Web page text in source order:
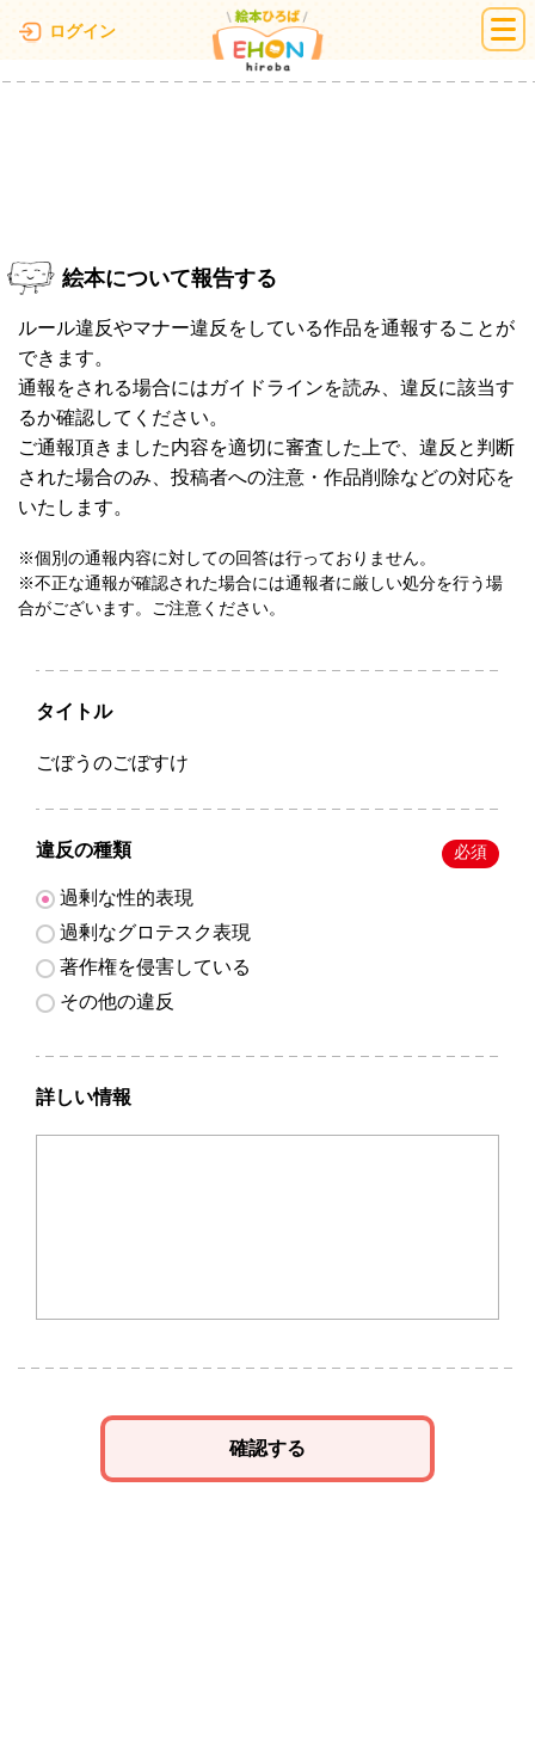
ログイン 絵本ひろば
絵本について報告する
ルール違反やマナー違反をしている作品を通報することが
できます。
通報をされる場合にはガイドラインを読み、違反に該当す
るか確認してください。
ご通報頂きました内容を適切に審査した上で、違反と判断
された場合のみ、投稿者への注意・作品削除などの対応を
いたします。
※個別の通報内容に対しての回答は行っておりません。
※不正な通報が確認された場合には通報者に厳しい処分を行う場
合がございます。ご注意ください。
タイトル
ごぼうのごぼすけ
違反の種類 必須
過剰な性的表現
過剰なグロテスク表現
著作権を侵害している
その他の違反
詳しい情報
確認する